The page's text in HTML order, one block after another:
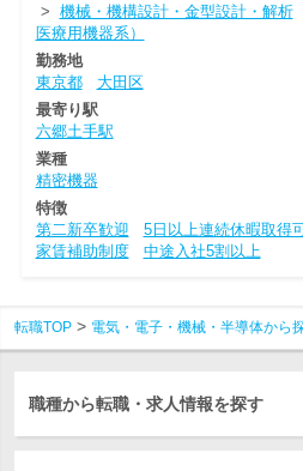
> 機械・機構設計・金型設計・解析
医療用機器系）
勤務地
東京都
大田区
最寄り駅
六郷土手駅
業種
精密機器
特徴
第二新卒歓迎
5日以上連続休暇取得
家賃補助制度
中途入社5割以上
転職TOP 電気・電子・機械・半導体から
職種から転職・求人情報を探す